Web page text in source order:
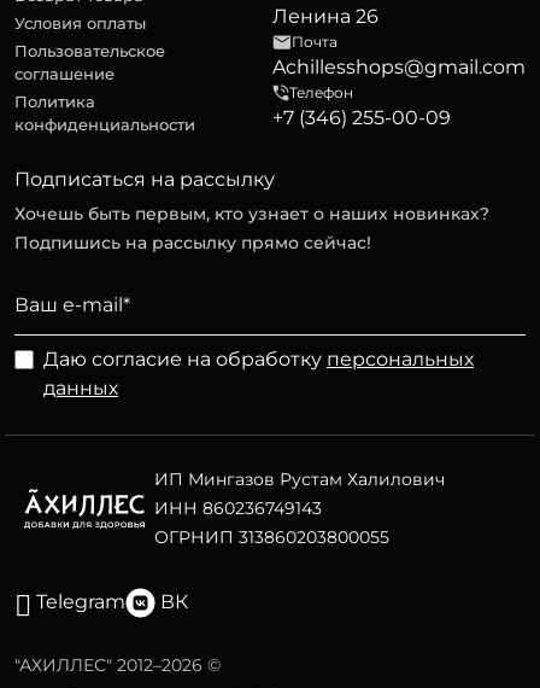
Условия оплаты
Пользовательское
соглашение
Политика
конфиденциальности
Ленина 26
Почта
Achillesshops@gmail.com
Телефон
+7 (346) 255-00-09
Подписаться на рассылку
Хочешь быть первым, кто узнает о наших новинках?
Подпишись на рассылку прямо сейчас!
Даю согласие на обработку персональных
данных
ИП Мингазов Рустам Халилович
ИНН 860236749143
ОГРНИП 313860203800055
Telegram ВК
"АХИЛЛЕС" 2012–2026 ©